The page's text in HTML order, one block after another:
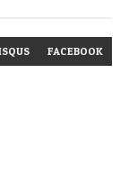
FACEBOOK